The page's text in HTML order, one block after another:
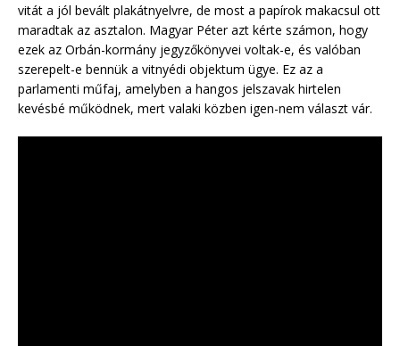
vitát a jól bevált plakátnyelvre, de most a papírok makacsul ott
maradtak az asztalon. Magyar Péter azt kérte számon, hogy
ezek az Orbán-kormány jegyzőkönyvei voltak-e, és valóban
szerepelt-e bennük a vitnyédi objektum ügye. Ez az a
parlamenti műfaj, amelyben a hangos jelszavak hirtelen
kevésbé működnek, mert valaki közben igen-nem választ vár.